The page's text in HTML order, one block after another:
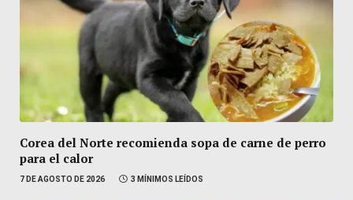
Corea del Norte recomienda sopa de carne de perro
para el calor
7 DE AGOSTO DE 2026 3 MÍNIMOS LEÍDOS